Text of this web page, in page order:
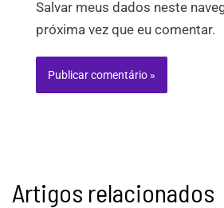
Salvar meus dados neste
próxima vez que eu comentar.
Artigos relacionados